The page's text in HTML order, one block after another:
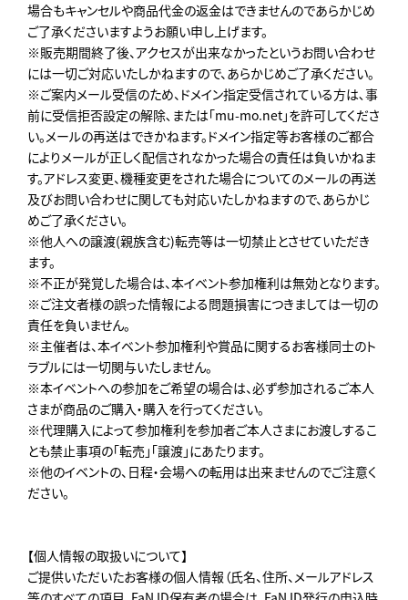
場合もキャンセルや商品代金の返金はできませんのであらかじめ
ご了承くださいますようお願い申し上げます。
※販売期間終了後、アクセスが出来なかったというお問い合わせ
には一切ご対応いたしかねますので、あらかじめご了承ください。
※ご案内メール受信のため、ドメイン指定受信されている方は､事
前に受信拒否設定の解除､または「mu-mo.net」を許可してくださ
い。メールの再送はできかねます。ドメイン指定等お客様のご都合
によりメールが正しく配信されなかった場合の責任は負いかねま
す。アドレス変更、機種変更をされた場合についてのメールの再送
及びお問い合わせに関しても対応いたしかねますので、あらかじ
めご了承ください。
※他人への譲渡(親族含む)転売等は一切禁止とさせていただき
ます。
※不正が発覚した場合は、本イベント参加権利は無効となります。
※ご注文者様の誤った情報による問題損害につきましては一切の
責任を負いません。
※主催者は、本イベント参加権利や賞品に関するお客様同士のト
ラブルには一切関与いたしません。
※本イベントへの参加をご希望の場合は、必ず参加されるご本人
さまが商品のご購入・購入を行ってください。
※代理購入によって参加権利を参加者ご本人さまにお渡しするこ
とも禁止事項の「転売」「譲渡」にあたります。
※他のイベントの、日程・会場への転用は出来ませんのでご注意く
ださい。
【個人情報の取扱いについて】
ご提供いただいたお客様の個人情報（氏名、住所、メールアドレス